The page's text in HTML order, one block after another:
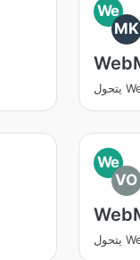
We
MK
We
VO